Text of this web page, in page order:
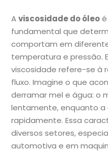
Aviscosidade do óleo
fundamental que
comportam em
temperatura e pressão.
viscosidade refere-se à
fluxo. Imagine o que
derramar mel e água: o
lentamente, enquanto a
rapidamente. Essa
diversos setores,
automotiva e em